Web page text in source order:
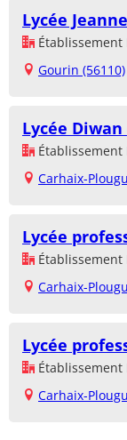
Lycée
Gourin (56110)
Lycée
Carhaix-
Lycée
Carhaix-
Lycée
Établissement
Carhaix-